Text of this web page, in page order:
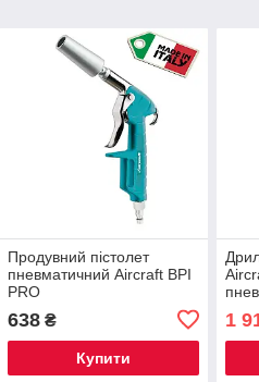
Продувний пістолет
пневматичний Aircraft BPI
PRO
638₴
Купити
1